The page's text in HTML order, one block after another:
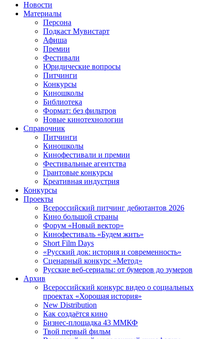
Новости
Материалы
Персона
Подкаст Мувистарт
Афиша
Премии
Фестивали
Юридические вопросы
Питчинги
Конкурсы
Киношколы
Библиотека
Формат: без фильтров
Новые кинотехнологии
Справочник
Питчинги
Киношколы
Кинофестивали и премии
Фестивальные агентства
Грантовые конкурсы
Креативная индустрия
Конкурсы
Проекты
Всероссийский питчинг дебютантов 2026
Кино большой страны
Форум «Новый вектор»
Кинофестиваль «Будем жить»
Short Film Days
«Русский док: история и современность»
Сценарный конкурс «Метод»
Русские веб-сериалы: от бумеров до зумеров
Архив
Всероссийский конкурс видео о социальных
проектах «Хорошая история»
New Distribution
Как создаётся кино
Бизнес-площадка 43 ММКФ
Твой первый фильм